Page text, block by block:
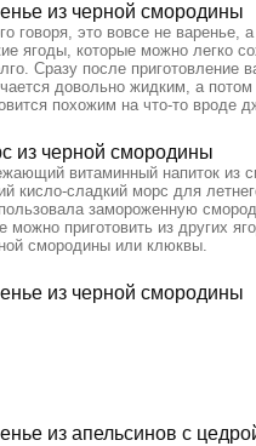
из черной смородины
говоря, это вовсе не варенье,
ягоды, которые можно легко
Сразу после приготовление
довольно жидким, а
похожим на что-то вроде
из черной смородины
витаминный напиток из
кисло-сладкий морс для
замороженную
можно приготовить из других
смородины или клюквы.
из черной смородины
из апельсинов с